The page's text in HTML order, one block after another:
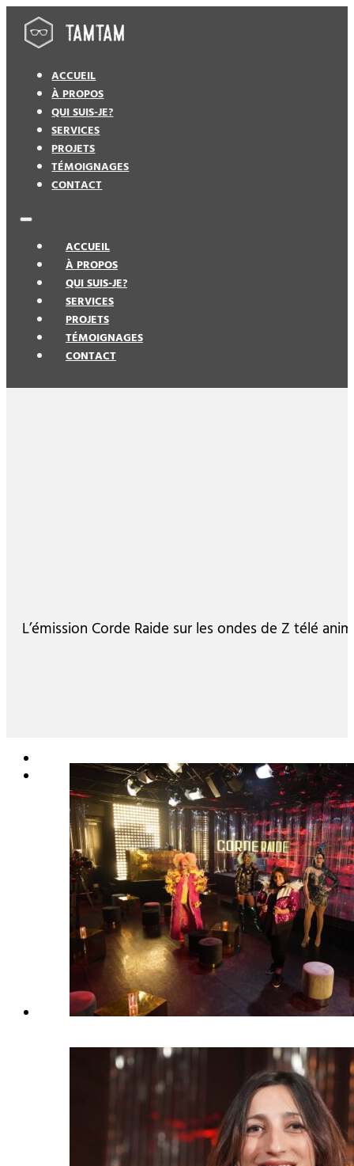
ACCUEIL
À PROPOS
QUI SUIS-JE?
SERVICES
PROJETS
TÉMOIGNAGES
CONTACT
ACCUEIL
À PROPOS
QUI SUIS-JE?
SERVICES
PROJETS
TÉMOIGNAGES
CONTACT
L’émission Corde Raide sur les ondes de Z télé